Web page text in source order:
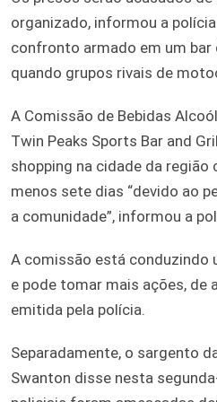
organizado, informou a
confronto armado em um
quando grupos rivais de
A Comissão de Bebidas
Twin Peaks Sports Bar and
shopping na cidade da região
menos sete dias “devido ao
a comunidade”, informou a
A comissão está conduzindo
e pode tomar mais ações, de
emitida pela polícia.
Separadamente, o sargento
Swanton disse nesta